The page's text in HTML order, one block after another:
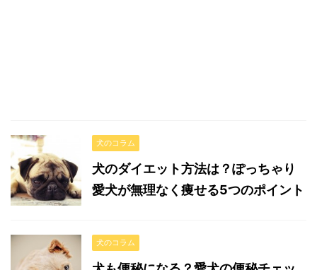
犬のコラム
犬のダイエット方法は？ぽっちゃり
愛犬が無理なく痩せる5つのポイント
犬のコラム